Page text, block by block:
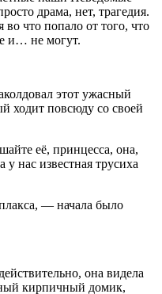
драма, нет, трагедия.
что попало от того, что
и… не могут.
этот ужасный
ходит повсюду со своей
её, принцесса, она,
нас известная трусиха
— начала было
она видела
кирпичный домик,